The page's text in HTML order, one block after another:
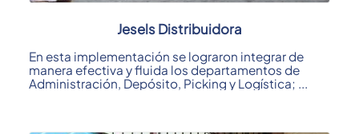
Jesels Distribuidora
En esta implementación se lograron integrar de
manera efectiva y fluida los departamentos de
Administración, Depósito, Picking y Logística; ...